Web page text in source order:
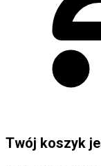
Twój koszyk